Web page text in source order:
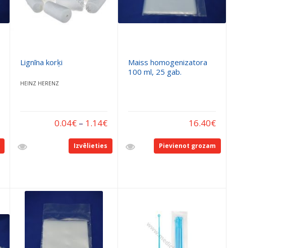
Lignīna korķi
HEINZ HERENZ
0.04€ – 1.14€
Izvēlieties
Maiss homogenizatora
100 ml, 25 gab.
16.40€
Pievienot grozam